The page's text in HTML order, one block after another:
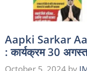
Aapki Sarkar
: कार्यक्रम 30